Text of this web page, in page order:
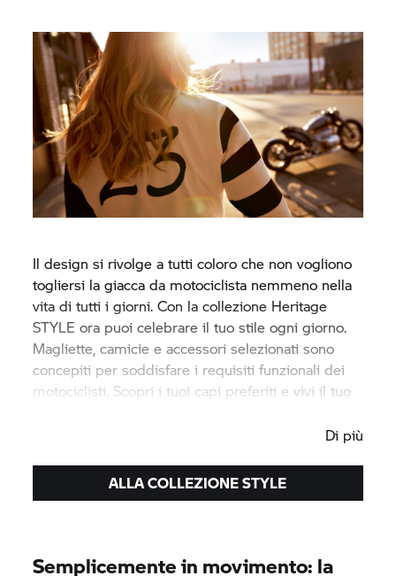
Il design si rivolge a tutti coloro che non vogliono
togliersi la giacca da motociclista nemmeno nella
vita di tutti i giorni. Con la collezione Heritage
STYLE ora puoi celebrare il tuo stile ogni giorno.
Magliette, camicie e accessori selezionati sono
concepiti per soddisfare i requisiti funzionali dei
motociclisti. Scopri i tuoi capi preferiti e vivi il tuo
Di più
ALLA COLLEZIONE STYLE
Semplicemente in movimento: la